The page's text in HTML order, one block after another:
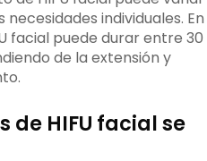
individuales. En
facial puede durar entre 30
de la extensión y
de HIFU facial se